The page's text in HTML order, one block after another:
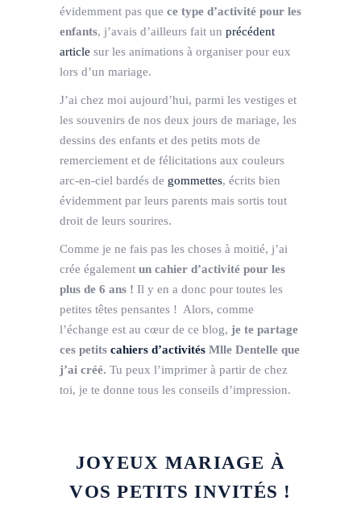
évidemment pas que ce type d’activité pour les
enfants, j’avais d’ailleurs fait un précédent
article sur les animations à organiser pour eux
lors d’un mariage.
J’ai chez moi aujourd’hui, parmi les vestiges et
les souvenirs de nos deux jours de mariage, les
dessins des enfants et des petits mots de
remerciement et de félicitations aux couleurs
arc-en-ciel bardés de gommettes, écrits bien
évidemment par leurs parents mais sortis tout
droit de leurs sourires.
Comme je ne fais pas les choses à moitié, j’ai
crée également un cahier d’activité pour les
plus de 6 ans ! Il y en a donc pour toutes les
petites têtes pensantes ! Alors, comme
l’échange est au cœur de ce blog, je te partage
ces petits cahiers d’activités Mlle Dentelle que
j’ai créé. Tu peux l’imprimer à partir de chez
toi, je te donne tous les conseils d’impression.
JOYEUX MARIAGE À
VOS PETITS INVITÉS !